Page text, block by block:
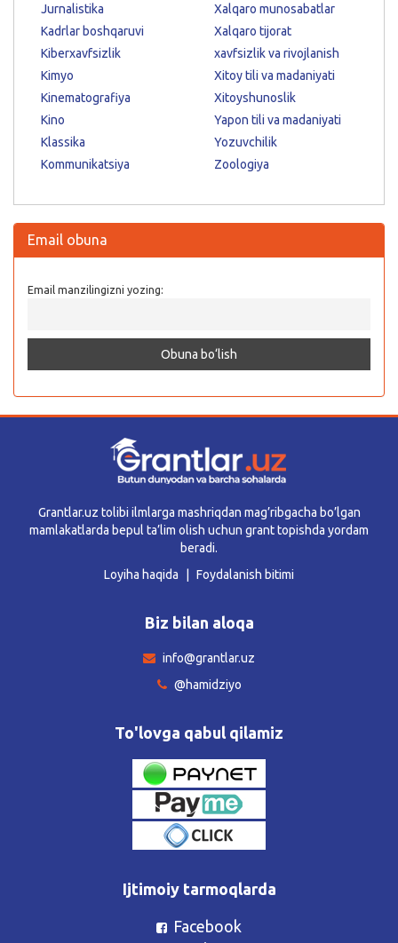
Jurnalistika
Kadrlar boshqaruvi
Kiberxavfsizlik
Kimyo
Kinematografiya
Kino
Klassika
Kommunikatsiya
Xalqaro munosabatlar
Xalqaro tijorat
xavfsizlik va rivojlanish
Xitoy tili va madaniyati
Xitoyshunoslik
Yapon tili va madaniyati
Yozuvchilik
Zoologiya
Email obuna
Email manzilingizni yozing:
Grantlar.uz tolibi ilmlarga mashriqdan mag’ribgacha bo’lgan
mamlakatlarda bepul ta’lim olish uchun grant topishda yordam
beradi.
Loyiha haqida
Foydalanish bitimi
Biz bilan aloqa
info@grantlar.uz
@hamidziyo
To'lovga qabul qilamiz
Ijtimoiy tarmoqlarda
Facebook